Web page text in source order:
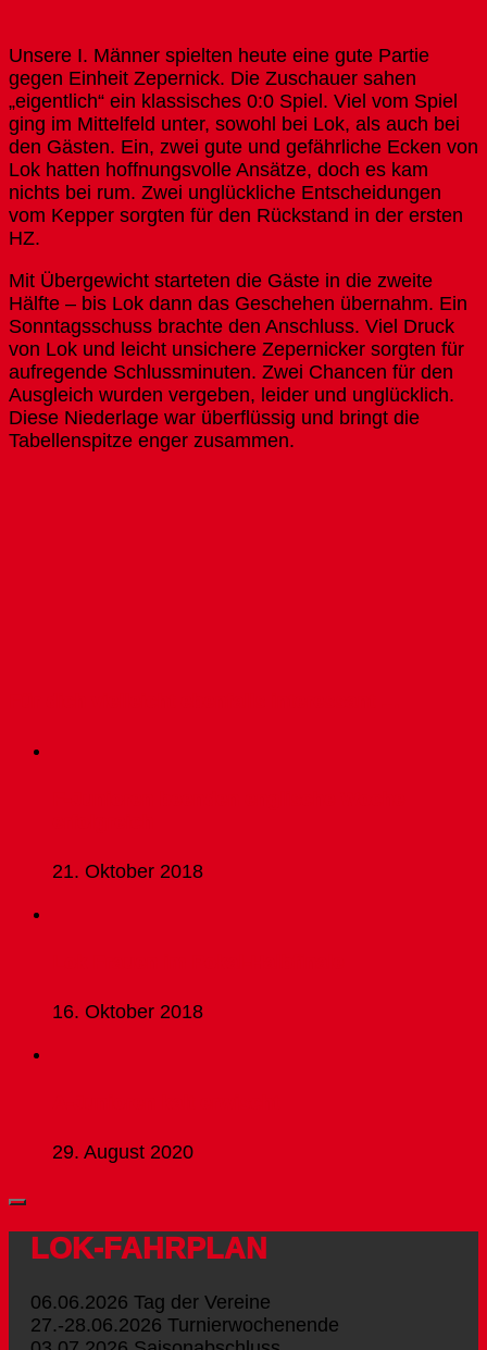
Unsere I. Männer spielten heute eine gute Partie
gegen Einheit Zepernick. Die Zuschauer sahen
„eigentlich“ ein klassisches 0:0 Spiel. Viel vom Spiel
ging im Mittelfeld unter, sowohl bei Lok, als auch bei
den Gästen. Ein, zwei gute und gefährliche Ecken von
Lok hatten hoffnungsvolle Ansätze, doch es kam
nichts bei rum. Zwei unglückliche Entscheidungen
vom Kepper sorgten für den Rückstand in der ersten
HZ.
Mit Übergewicht starteten die Gäste in die zweite
Hälfte – bis Lok dann das Geschehen übernahm. Ein
Sonntagsschuss brachte den Anschluss. Viel Druck
von Lok und leicht unsichere Zepernicker sorgten für
aufregende Schlussminuten. Zwei Chancen für den
Ausgleich wurden vergeben, leider und unglücklich.
Diese Niederlage war überflüssig und bringt die
Tabellenspitze enger zusammen.
21. Oktober 2018
16. Oktober 2018
29. August 2020
LOK-FAHRPLAN
06.06.2026 Tag der Vereine
27.-28.06.2026 Turnierwochenende